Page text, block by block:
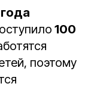
100
поэтому